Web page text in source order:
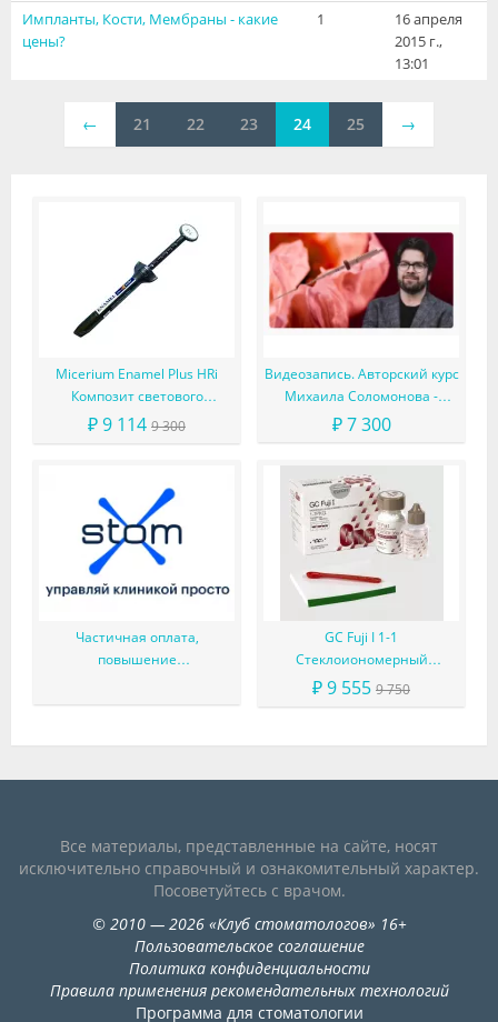
Импланты, Кости, Мембраны - какие
цены?
1
16 апреля
2015 г.,
13:01
← 21 22 23 24 25 →
Micerium Enamel Plus HRi
Композит светового
отверждения в шприце
₽ 9 114 9 300
Видеозапись. Авторский курс
Михаила Соломонова -
Сложные случаи в
₽ 7 300
Частичная оплата,
повышение
улучшения
GC Fuji I 1-1
Стеклоиономерный
фиксирующий цемент
₽ 9 555 9 750
Все материалы, представленные на сайте, носят
исключительно справочный и ознакомительный характер.
Посоветуйтесь с врачом.
© 2010— 2026«Клуб стоматологов» 16+
Пользовательское соглашение
Политика конфиденциальности
Правила применения рекомендательных технологий
Программа для стоматологии